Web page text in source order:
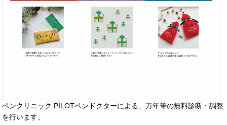
ペンクリニック PILOTペンドクターによる、万年筆の無料診断・調整
を行います。